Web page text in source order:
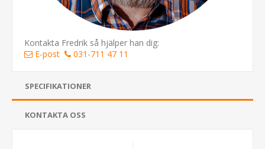
Kontakta Fredrik så hjälper han dig:
E-post
031-711 47 11
SPECIFIKATIONER
KONTAKTA OSS